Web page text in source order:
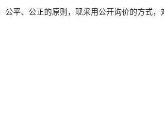
公平、公正的原则，现采用公开询价的方式，